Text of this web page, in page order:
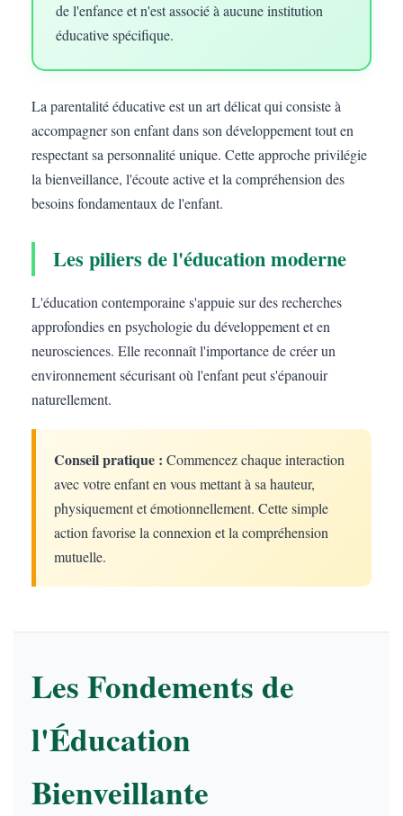
de l'enfance et n'est associé à aucune institution
éducative spécifique.
La parentalité éducative est un art délicat qui consiste à
accompagner son enfant dans son développement tout en
respectant sa personnalité unique. Cette approche privilégie
la bienveillance, l'écoute active et la compréhension des
besoins fondamentaux de l'enfant.
Les piliers de l'éducation moderne
L'éducation contemporaine s'appuie sur des recherches
approfondies en psychologie du développement et en
neurosciences. Elle reconnaît l'importance de créer un
environnement sécurisant où l'enfant peut s'épanouir
naturellement.
Conseil pratique : Commencez chaque interaction
avec votre enfant en vous mettant à sa hauteur,
physiquement et émotionnellement. Cette simple
action favorise la connexion et la compréhension
mutuelle.
Les Fondements de
l'Éducation
Bienveillante